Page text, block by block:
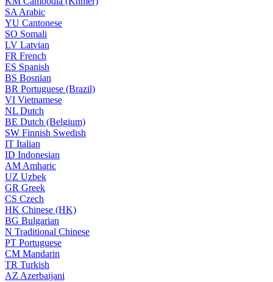
SA Arabic
YU Cantonese
SO Somali
LV Latvian
FR French
ES Spanish
BS Bosnian
BR Portuguese (Brazil)
VI Vietnamese
NL Dutch
BE Dutch (Belgium)
SW Finnish Swedish
IT Italian
ID Indonesian
AM Amharic
UZ Uzbek
GR Greek
CS Czech
HK Chinese (HK)
BG Bulgarian
N Traditional Chinese
PT Portuguese
CM Mandarin
TR Turkish
AZ Azerbaijani